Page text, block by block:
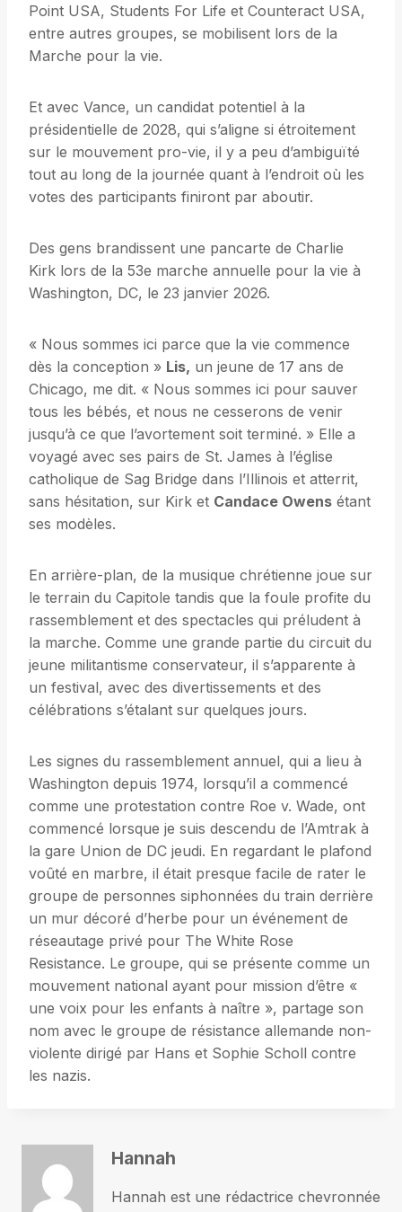
Point USA, Students For Life et Counteract USA,
entre autres groupes, se mobilisent lors de la
Marche pour la vie.
Et avec Vance, un candidat potentiel à la
présidentielle de 2028, qui s’aligne si étroitement
sur le mouvement pro-vie, il y a peu d’ambiguïté
tout au long de la journée quant à l’endroit où les
votes des participants finiront par aboutir.
Des gens brandissent une pancarte de Charlie
Kirk lors de la 53e marche annuelle pour la vie à
Washington, DC, le 23 janvier 2026.
« Nous sommes ici parce que la vie commence
dès la conception » Lis, un jeune de 17 ans de
Chicago, me dit. « Nous sommes ici pour sauver
tous les bébés, et nous ne cesserons de venir
jusqu’à ce que l’avortement soit terminé. » Elle a
voyagé avec ses pairs de St. James à l’église
catholique de Sag Bridge dans l’Illinois et atterrit,
sans hésitation, sur Kirk et Candace Owens étant
ses modèles.
En arrière-plan, de la musique chrétienne joue sur
le terrain du Capitole tandis que la foule profite du
rassemblement et des spectacles qui préludent à
la marche. Comme une grande partie du circuit du
jeune militantisme conservateur, il s’apparente à
un festival, avec des divertissements et des
célébrations s’étalant sur quelques jours.
Les signes du rassemblement annuel, qui a lieu à
Washington depuis 1974, lorsqu’il a commencé
comme une protestation contre Roe v. Wade, ont
commencé lorsque je suis descendu de l’Amtrak à
la gare Union de DC jeudi. En regardant le plafond
voûté en marbre, il était presque facile de rater le
groupe de personnes siphonnées du train derrière
un mur décoré d’herbe pour un événement de
réseautage privé pour The White Rose
Resistance. Le groupe, qui se présente comme un
mouvement national ayant pour mission d’être «
une voix pour les enfants à naître », partage son
nom avec le groupe de résistance allemande non-
violente dirigé par Hans et Sophie Scholl contre
les nazis.
Hannah
Hannah est une rédactrice chevronnée